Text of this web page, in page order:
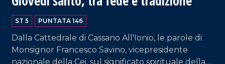
ST 5 PUNTATA 146
Dalla Cattedrale di Cassano All'Ionio, le parole di
Monsignor Francesco Savino, vicepresidente
nazionale della Cei, sul significato spirituale della